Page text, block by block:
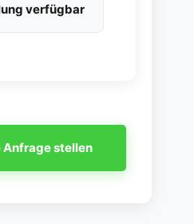
verfügbar
stellen